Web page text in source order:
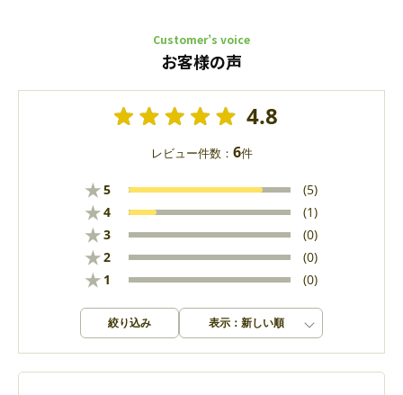
Customer’s voice
お客様の声
4.8
レビュー件数： 6件
★5 (5)
★4 (1)
★3 (0)
★2 (0)
★ 1 (0)
絞り込み 表示：新しい順